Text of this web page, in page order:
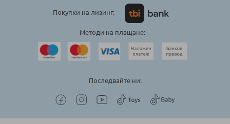
Покупки на лизинг:
Методи на плащане:
Последвайте ни: